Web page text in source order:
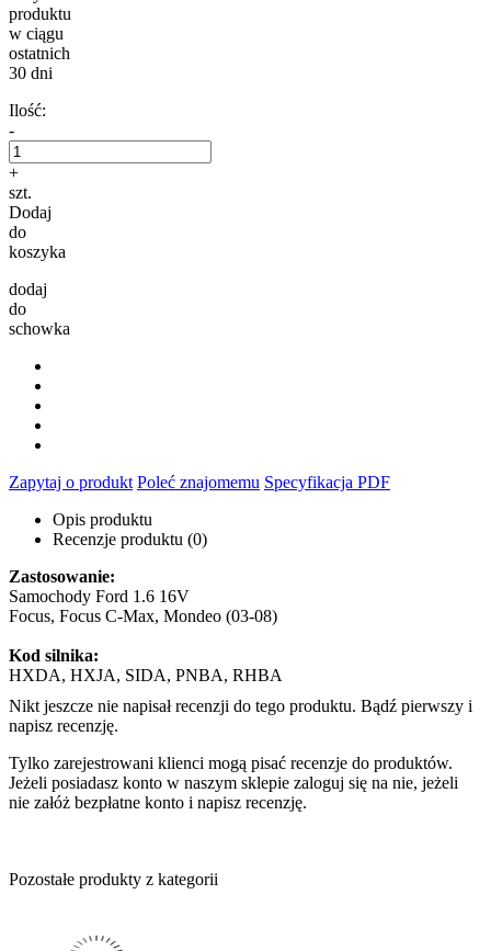
produktu
w ciągu
ostatnich
30 dni
Ilość:
-
+
szt.
Dodaj
do
koszyka
dodaj
do
schowka
Zapytaj o produkt Poleć znajomemu Specyfikacja PDF
Opis produktu
Recenzje produktu (0)
Zastosowanie:
Samochody Ford 1.6 16V
Focus, Focus C-Max, Mondeo (03-08)
Kod silnika:
HXDA, HXJA, SIDA, PNBA, RHBA
Nikt jeszcze nie napisał recenzji do tego produktu. Bądź pierwszy i
napisz recenzję.
Tylko zarejestrowani klienci mogą pisać recenzje do produktów.
Jeżeli posiadasz konto w naszym sklepie zaloguj się na nie, jeżeli
nie załóż bezpłatne konto i napisz recenzję.
Pozostałe produkty z kategorii